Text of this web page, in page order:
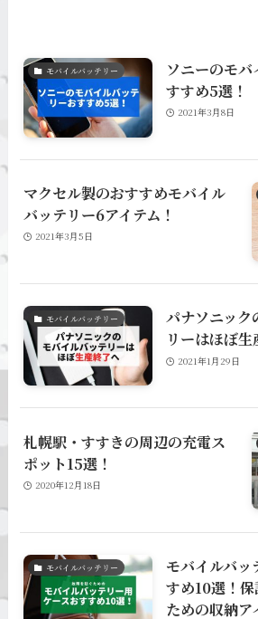
モバイルバッテリー
ソニーのモ
すすめ5選！
2021年3月8日
マクセル製のおすすめモバイル
バッテリー6アイテム！
2021年3月5日
モバイルバッテリー
パナソニック
リーはほぼ
2021年1月29日
札幌駅・すすきの周辺の充電ス
ポット15選！
2020年12月18日
モバイルバッテリー
モバイルバッ
すめ10選！
ための収納ア